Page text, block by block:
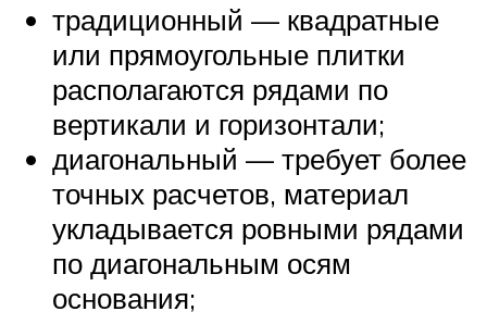
традиционный — квадратные
или прямоугольные плитки
располагаются рядами по
вертикали и горизонтали;
диагональный — требует более
точных расчетов, материал
укладывается ровными рядами
по диагональным осям
основания;